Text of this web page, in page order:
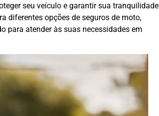
seu veículo e garantir sua tranquilidade
diferentes opções de seguros de moto,
para atender às suas necessidades em